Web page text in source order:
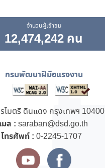
จำนวนผู้เข้าชม
12,474,242 คน
กรมพัฒนาฝีมือแรงงาน
ไมตรี ดินแดง กรุงเทพฯ 10400
มล : saraban@dsd.go.th
โทรศัพท์ : 0-2245-1707